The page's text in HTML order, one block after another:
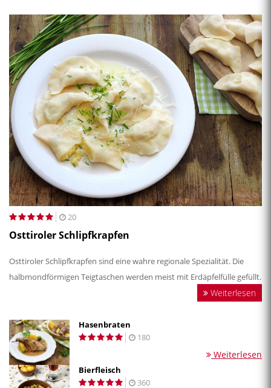
20
Osttiroler Schlipfkrapfen
Osttiroler Schlipfkrapfen sind eine wahre regionale Spezialität. Die
halbmondförmigen Teigtaschen werden meist mit Erdäpfelfülle gefüllt.
Weiterlesen
Hasenbraten
180
Weiterlesen
Bierfleisch
360